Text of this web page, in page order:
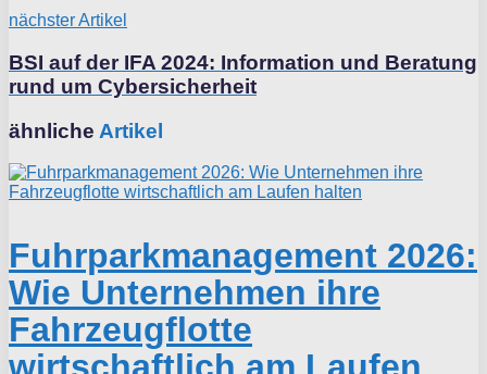
nächster Artikel
BSI auf der IFA 2024: Information und Beratung
rund um Cybersicherheit
ähnliche Artikel
Fuhrparkmanagement 2026:
Wie Unternehmen ihre
Fahrzeugflotte